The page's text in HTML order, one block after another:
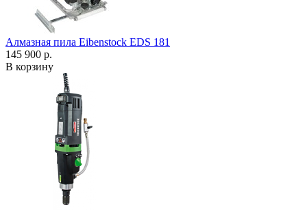
Алмазная пила Eibenstock EDS 181
145 900 р.
В корзину